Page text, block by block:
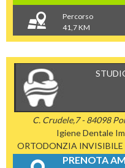
Percorso
41,7 KM
C. Crudele,7 - 84098
Igiene Dentale
ORTODONZIA INVISIBILE
PRENOTA